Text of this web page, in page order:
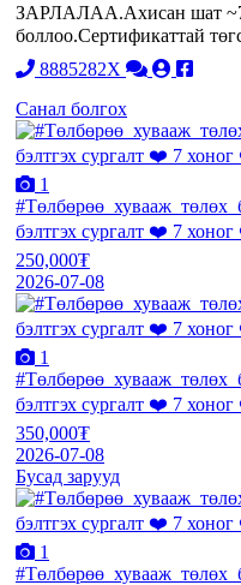
ЗАРЛАЛАА.Ахисан шат ~7
боллоо.Сертификаттай
8885282X
Санал болгох
1
бэлтгэх сургалт ❤️ 7
250,000₮
2026-07-08
1
бэлтгэх сургалт ❤️ 7
350,000₮
2026-07-08
Бусад зарууд
1